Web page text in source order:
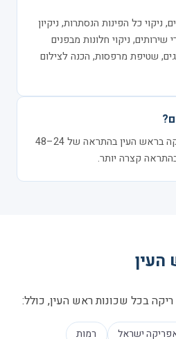
ניקוי כל הפינות הנסתרות, ניקיון
ניקוי חלונות מבפנים
שטיפת מרפסות, הכנה לצילום
ניתן לתאם ניקיון דירה ריקה בראש העין בהתראה של 24–48
קצרה יותר.
העין
ריקה בכל שכונות ראש העין, כולל:
ישראל רמות